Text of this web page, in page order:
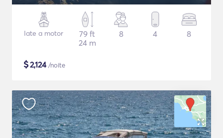
Iate a motor
79 ft
24 m
8 4 8
$2,124/noite